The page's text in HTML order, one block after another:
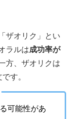
ザオリク」とい
ラルは成功率が
方、ザオリクは
す。
可能性があ